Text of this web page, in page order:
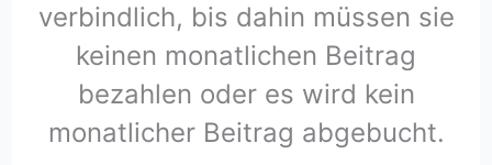
verbindlich, bis dahin müssen sie
keinen monatlichen Beitrag
bezahlen oder es wird kein
monatlicher Beitrag abgebucht.